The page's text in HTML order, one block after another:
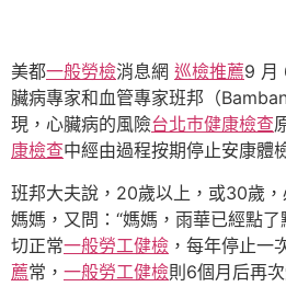
美都一般勞檢消息網 巡檢推薦9 月
臟病專家和血管專家班邦（
現，心臟病的風險台北巿健康檢查
康檢查中經由過程按期停止安康體
班邦大夫說，20歲以上，或30歲
媽媽，又問：“媽媽，雨華已經點
切正常一般勞工健檢 ，每年停止一
薦常， 一般勞工健檢則6個月后再次